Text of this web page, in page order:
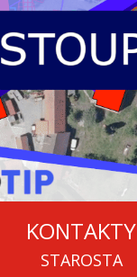
KONTAKTY
STAROSTA